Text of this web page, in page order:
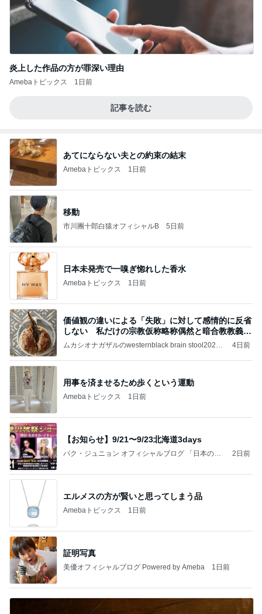
炎上した作品の方が罪深い理由
Amebaトピックス 1日前
記事を読む
あてにならない夫との約束の結末
Amebaトピックス 1日前
移動
市川團十郎白猿オフィシャルB 5日前
日本未発売で一嗅ぎ惚れした香水
Amebaトピックス 1日前
価値観の違いによる「失敗」に対して感情的に反省
しない 私だけの宗教仮称略称偶然と暗合教教義候
補
ムカシオナガザルのwesternblack brain stool2024
ガザル
4日前
用事を済ませるため歩くという運動
Amebaトピックス 1日前
【お知らせ】9/21〜9/23北海道3days
パク・ジュニョン オフィシャルブログ 「日本の
2日前
エルメスの方が賢いと思ってしまう品
Amebaトピックス 1日前
証明写真
美優オフィシャルブログ Powered by Ameba 1日前